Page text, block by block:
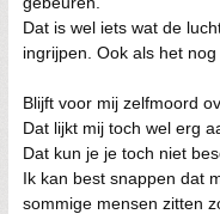
Dat is wel iets wat de
ingrijpen. Ook als het nog
Blijft voor mij zelfmoord
Dat lijkt mij toch wel erg
Dat kun je je toch niet
Ik kan best snappen dat
sommige mensen zitten